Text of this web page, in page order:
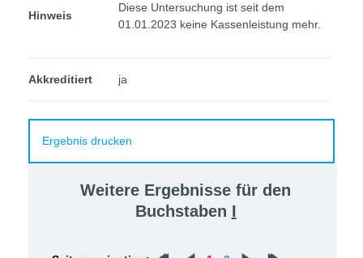
Hinweis
Diese Untersuchung ist seit dem
01.01.2023 keine Kassenleistung mehr.
Akkreditiert ja
Ergebnis drucken
Weitere Ergebnisse für den
Buchstaben I